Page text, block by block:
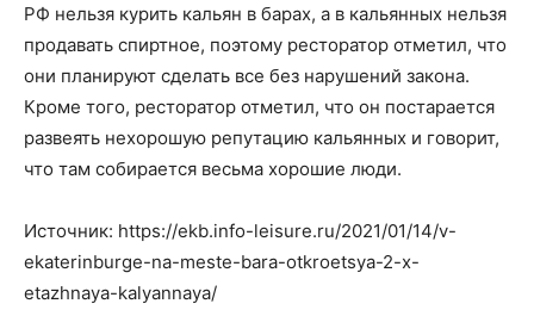
РФ нельзя курить кальян в барах, а в кальянных нельзя
продавать спиртное, поэтому ресторатор отметил, что
они планируют сделать все без нарушений закона.
Кроме того, ресторатор отметил, что он постарается
развеять нехорошую репутацию кальянных и говорит,
что там собирается весьма хорошие люди.
Источник: https://ekb.info-leisure.ru/2021/01/14/v-
ekaterinburge-na-meste-bara-otkroetsya-2-x-
etazhnaya-kalyannaya/